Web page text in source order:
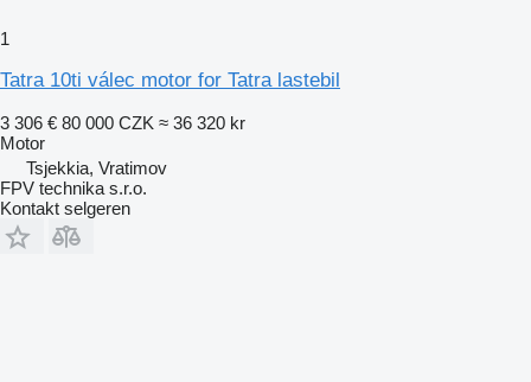
1
Tatra 10ti válec motor for Tatra lastebil
3 306 € 80 000 CZK ≈ 36 320 kr
Motor
Tsjekkia, Vratimov
FPV technika s.r.o.
Kontakt selgeren